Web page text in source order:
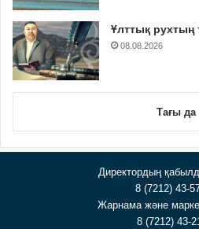
Ұлттық рухтың
08.08.2026
Тағы да
Директордың
8 (7212) 43-
Жарнама және
8 (7212) 43-